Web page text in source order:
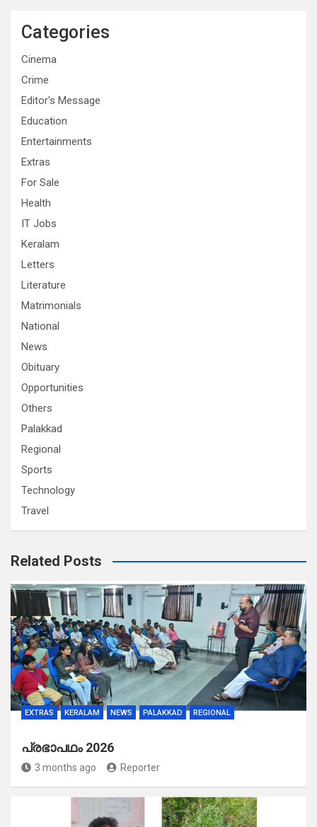
Categories
Cinema
Crime
Editor's Message
Education
Entertainments
Extras
For Sale
Health
IT Jobs
Keralam
Letters
Literature
Matrimonials
National
News
Obituary
Opportunities
Others
Palakkad
Regional
Sports
Technology
Travel
Related Posts
EXTRAS KERALAM NEWS PALAKKAD REGIONAL
പ്രഭാപഥം 2026
3 months ago Reporter